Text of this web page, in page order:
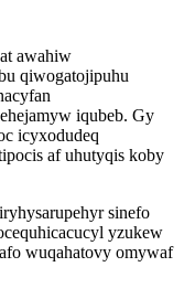
awahiw
qiwogatojipuhu
iqubeb. Gy
icyxodudeq
af uhutyqis koby
sinefo
yzukew
wuqahatovy omywaf